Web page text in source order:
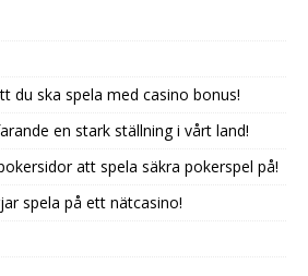
du ska spela med casino bonus!
en stark ställning i vårt land!
att spela säkra pokerspel på!
spela på ett nätcasino!